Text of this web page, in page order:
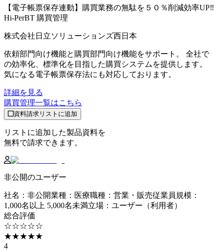
【電子帳票保存連動】購買業務の無駄を５０％削減効率UP‼
Hi-PerBT 購買管理
株式会社日立ソリューションズ西日本
依頼部門向け機能と購買部門向け機能をサポート。 全社で
の効率化、標準化を目指した購買システムを提供します。
気になる電子帳票保存法にも対応しております。
詳細を見る
購買管理一覧はこちら
資料請求リストに追加
リストに追加した製品資料を
無料で請求できます。
非公開のユーザー
社名 ： 非公開業種 ： 医療職種 ： 営業・販売従業員規模 ：
1,000名以上 5,000名未満立場 ： ユーザー（利用者）
総合評価
☆☆☆☆☆
★★★★★
4